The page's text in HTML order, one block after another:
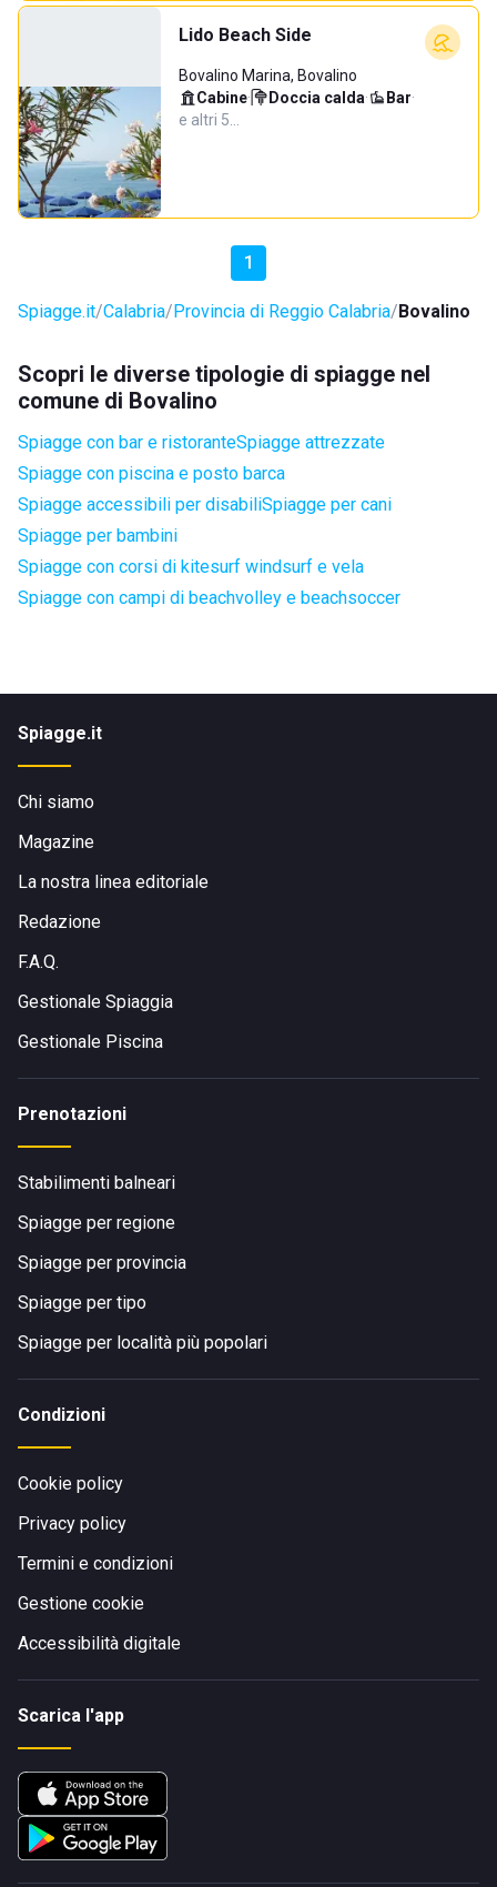
Lido Beach Side
Bovalino Marina, Bovalino
Cabine· Doccia calda· Bar·
e altri 5…
1
Spiagge.it Calabria Provincia di Reggio Calabria Bovalino
Scopri le diverse tipologie di spiagge nel
comune di Bovalino
Spiagge con bar e ristoranteSpiagge attrezzate
Spiagge con piscina e posto barca
Spiagge accessibili per disabiliSpiagge per cani
Spiagge per bambini
Spiagge con corsi di kitesurf windsurf e vela
Spiagge con campi di beachvolley e beachsoccer
Spiagge.it
Chi siamo
Magazine
La nostra linea editoriale
Redazione
F.A.Q.
Gestionale Spiaggia
Gestionale Piscina
Prenotazioni
Stabilimenti balneari
Spiagge per regione
Spiagge per provincia
Spiagge per tipo
Spiagge per località più popolari
Condizioni
Cookie policy
Privacy policy
Termini e condizioni
Gestione cookie
Accessibilità digitale
Scarica l'app